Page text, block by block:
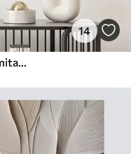
14
Abstraktne kompositsioon, maali imitatsioon